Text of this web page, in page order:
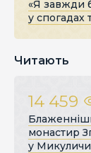
«Я завжди
у спогадах
Читають
14 459
монастир
у